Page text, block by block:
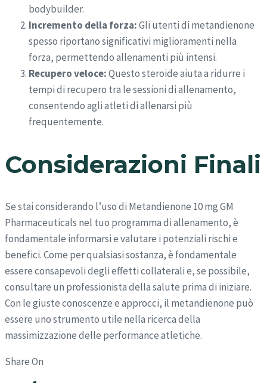
bodybuilder.
Incremento della forza:Gli utenti di metandienone
spesso riportano significativi miglioramenti nella
forza, permettendo allenamenti più intensi.
Recupero veloce:Questo steroide aiuta a ridurre i
tempi di recupero tra le sessioni di allenamento,
consentendo agli atleti di allenarsi più
frequentemente.
Considerazioni Finali
Se stai considerando l’uso di Metandienone 10 mg GM
Pharmaceuticals nel tuo programma di allenamento, è
fondamentale informarsi e valutare i potenziali rischi e
benefici. Come per qualsiasi sostanza, è fondamentale
essere consapevoli degli effetti collaterali e, se possibile,
consultare un professionista della salute prima di iniziare.
Con le giuste conoscenze e approcci, il metandienone può
essere uno strumento utile nella ricerca della
massimizzazione delle performance atletiche.
Share On